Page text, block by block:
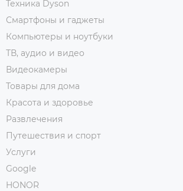
Техника Dyson
Смартфоны и гаджеты
Компьютеры и ноутбуки
ТВ, аудио и видео
Видеокамеры
Товары для дома
Красота и здоровье
Развлечения
Путешествия и спорт
Услуги
Google
HONOR